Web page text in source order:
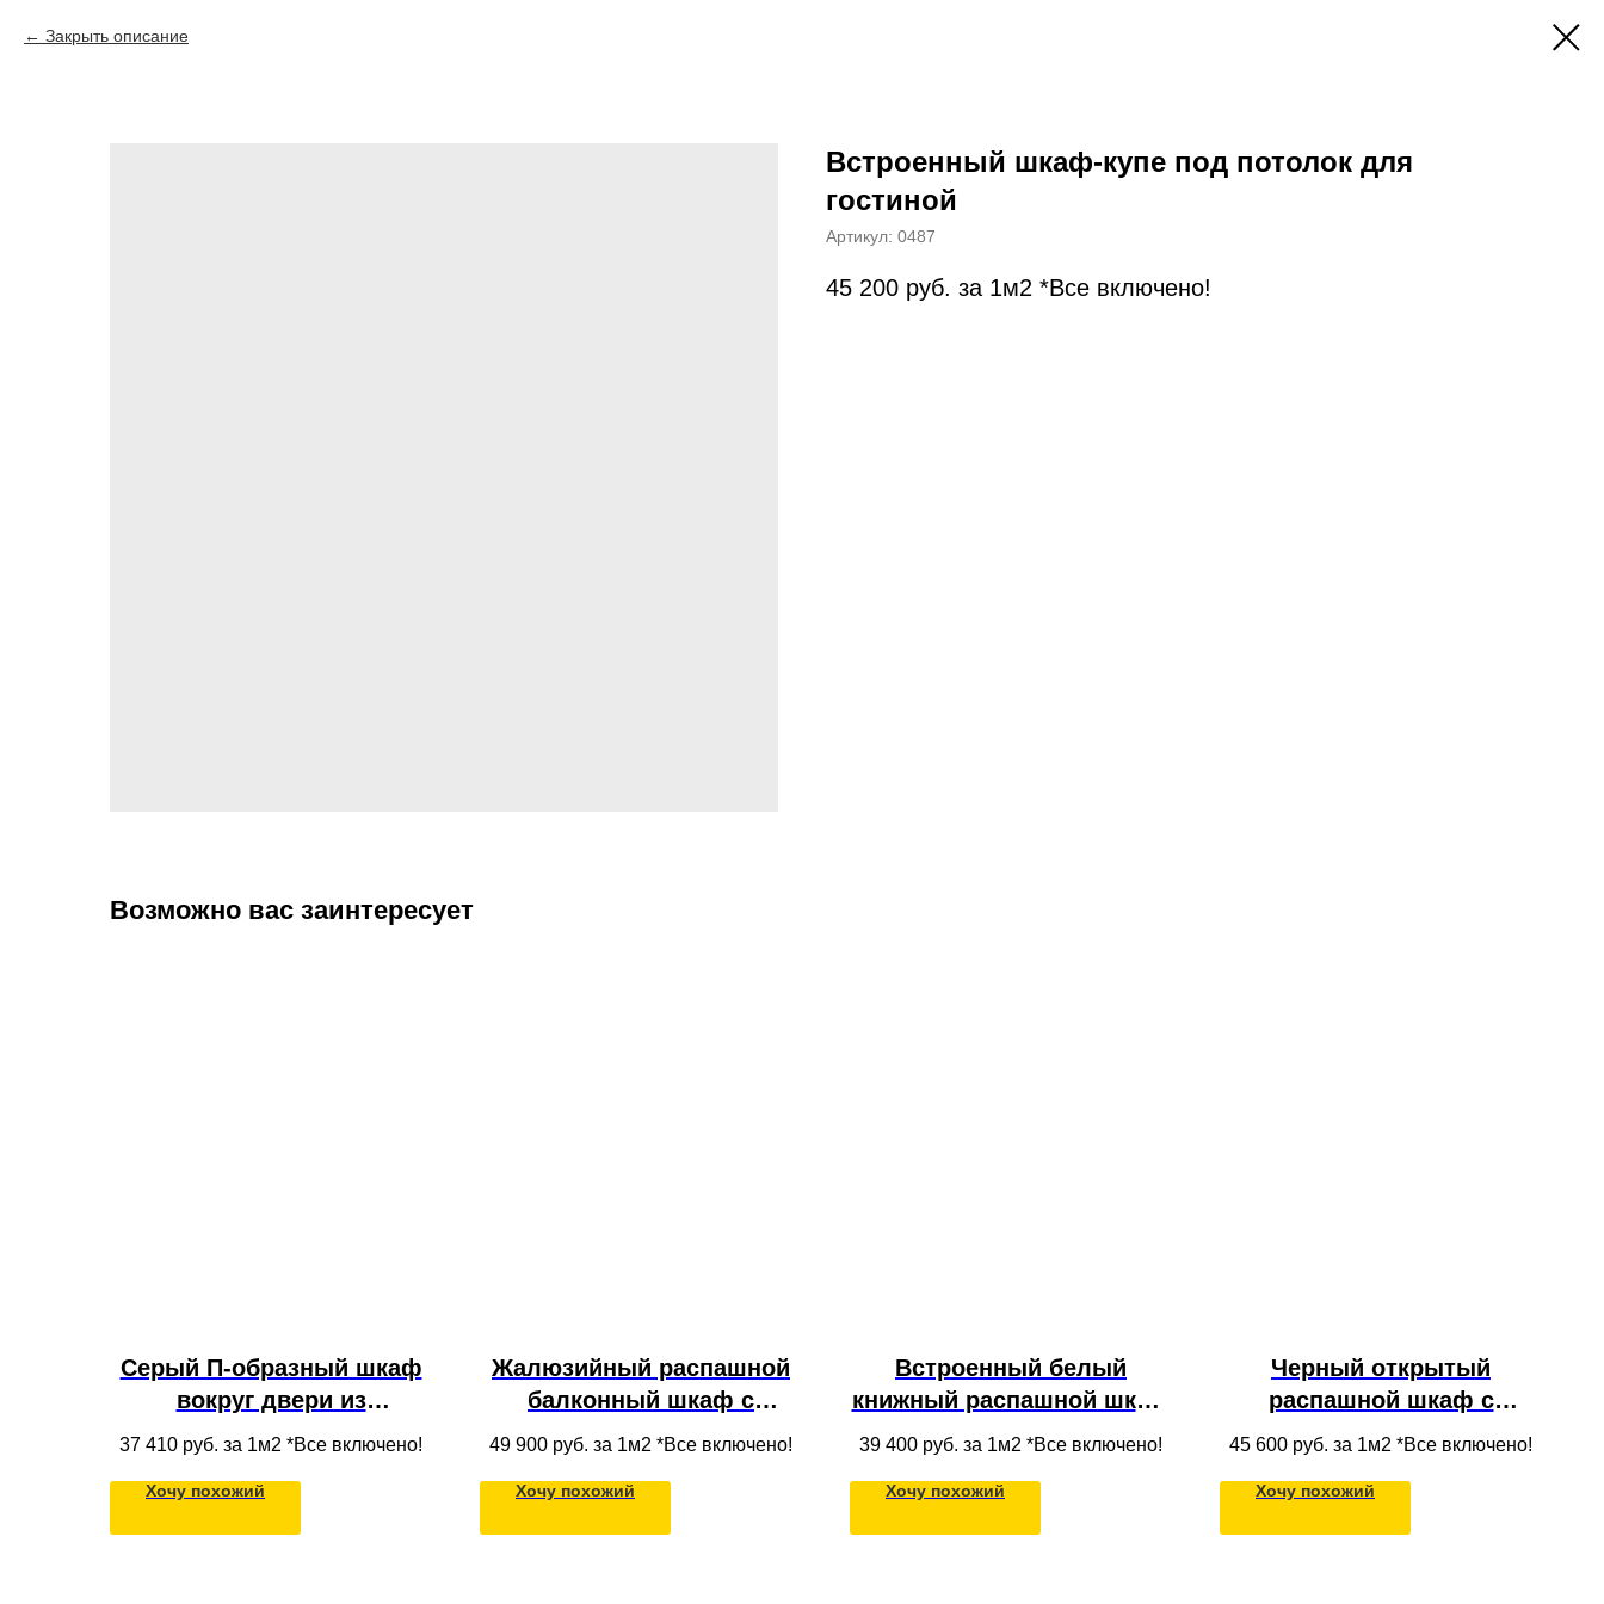
Закрыть описание
Встроенный шкаф-купе под потолок для
гостиной
Артикул: 0487
45 200 руб. за 1м2 *Все включено!
Возможно вас заинтересует
Серый П-образный шкаф
вокруг двери из
фрезерованного МДФ, с
антресолью и полками
для одежды
37 410 руб. за 1м2 *Все включено!
Хочу похожий
Жалюзийный распашной
балконный шкаф с
открытыми полками из
встроенный в нишу под
потолок
49 900 руб. за 1м2 *Все включено!
Хочу похожий
Встроенный белый
книжный распашной шкаф
со стеклом с полками из
39 400 руб. за 1м2 *Все включено!
Хочу похожий
Черный открытый
распашной шкаф с
ящиками и зеркалом из
одежды в нишу под
потолок во всю стену
45 600 руб. за 1м2 *Все включено!
Хочу похожий